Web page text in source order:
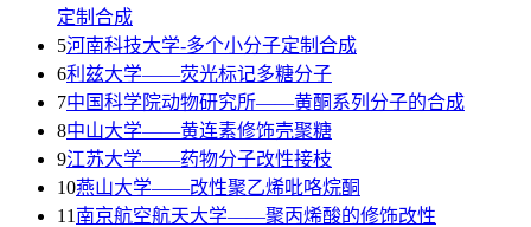
定制合成
5河南科技大学-多个小分子定制合成
6利兹大学——荧光标记多糖分子
7中国科学院动物研究所——黄酮系列分子的合成
8中山大学——黄连素修饰壳聚糖
9江苏大学——药物分子改性接枝
10燕山大学——改性聚乙烯吡咯烷酮
11 南京航空航天大学——聚丙烯酸的修饰改性